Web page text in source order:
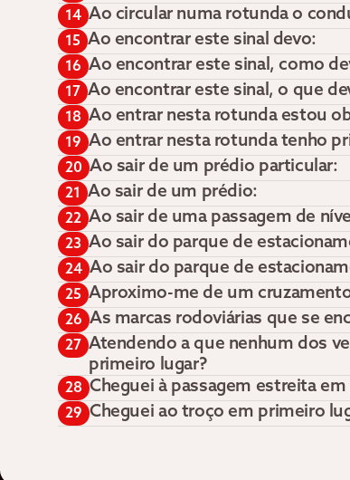
14 Ao circular numa rotunda o
15 Ao encontrar este sinal devo:
16 Ao encontrar este sinal, como
17 Ao encontrar este sinal, o que
18 Ao entrar nesta rotunda estou
19 Ao entrar nesta rotunda tenho
20 Ao sair de um prédio particular:
21 Ao sair de um prédio:
22 Ao sair de uma passagem de
23 Ao sair do parque de
24 Ao sair do parque de
25 Aproximo-me de um
26 As marcas rodoviárias que se
27 Atendendo a que nenhum dos
primeiro lugar?
28 Cheguei à passagem estreita
29 Cheguei ao troço em primeiro